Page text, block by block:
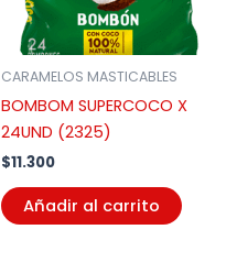
CARAMELOS MASTICABLES
BOMBOM SUPERCOCO X
24UND (2325)
$11.300
Añadir al carrito